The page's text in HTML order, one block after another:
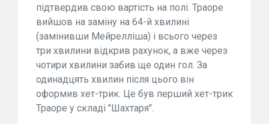
підтвердив свою вартість на полі. Траоре
вийшов на заміну на 64-й хвилині
(замінивши Мейрелліша) і всього через
три хвилини відкрив рахунок, а вже через
чотири хвилини забив ще один гол. За
одинадцять хвилин після цього він
оформив хет-трик. Це був перший хет-трик
Траоре у складі "Шахтаря".